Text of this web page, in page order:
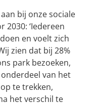
bij onze sociale
‘Iedereen
en voelt zich
zien dat bij 28%
park bezoeken,
van het
te trekken,
het verschil te